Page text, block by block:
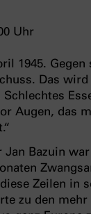
Uhr
1945.
Das
Augen, das
Jan Bazuin
Zeilen in
zu den